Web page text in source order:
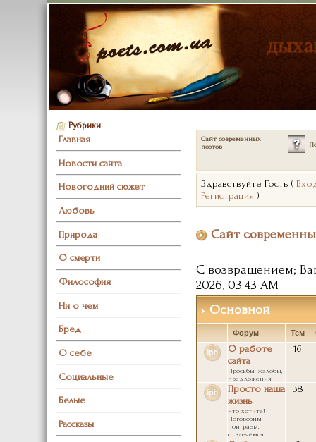
Рубрики
Главная
Новости сайта
Новогодний сюжет
Любовь
Природа
О смерти
Философия
Ни о чем
Бред
О себе
Социальные
Белые
Рассказы
Сайт современных
поэтов
Здравствуйте Гость (
Регистрация )
Сайт
С возвращением;
2026, 03:43 AM
Основной
Форум Тем
О работе
сайта
Просьбы, жалобы,
предложения
16
Просто наша
жизнь
Что хотите!
Поговорим,
поиграем,
отвлечёмся
38